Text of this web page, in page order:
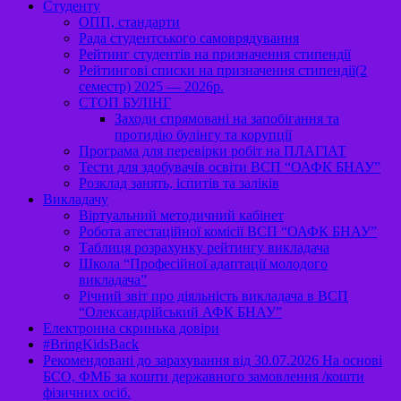
Студенту
ОПП, стандарти
Рада студентського самоврядування
Рейтинг студентів на призначення стипендії
Рейтингові списки на призначення стипендії(2
семестр) 2025 — 2026р.
СТОП БУЛІНГ
Заходи спрямовані на запобігання та
протидію булінгу та корупції
Програма для перевірки робіт на ПЛАГІАТ
Тести для здобувачів освіти ВСП “ОАФК БНАУ”
Розклад занять, іспитів та заліків
Викладачу
Віртуальний методичний кабінет
Робота атестаційної комісії ВСП “ОАФК БНАУ”
Таблиця розрахунку рейтингу викладача
Школа “Професійної адаптації молодого
викладача”
Річний звіт про діяльність викладача в ВСП
“Олександрійський АФК БНАУ”
Електронна скринька довіри
#BringKidsBack
Рекомендовані до зарахування від 30.07.2026 На основі
БСО, ФМБ за кошти державного замовлення /кошти
фізичних осіб.